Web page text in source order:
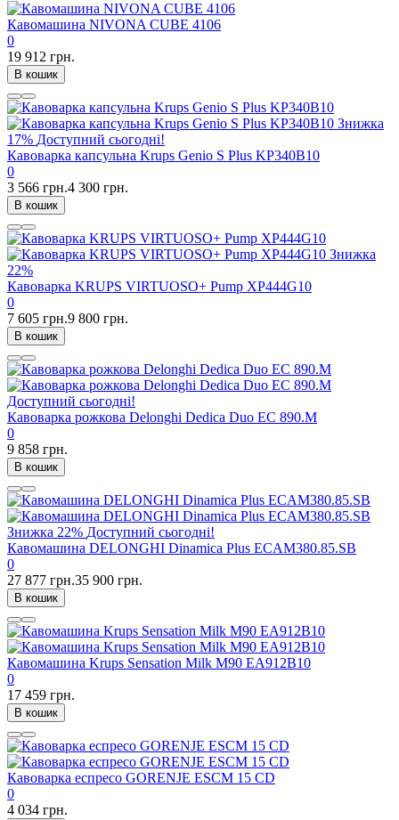
Кавомашина NIVONA CUBE 4106
0
19 912 грн.
В кошик
Знижка
17% Доступний сьогодні!
Кавоварка капсульна Krups Genio S Plus KP340B10
0
3 566 грн.4 300 грн.
В кошик
Знижка
22%
Кавоварка KRUPS VIRTUOSO+ Pump XP444G10
0
7 605 грн.9 800 грн.
В кошик
Доступний сьогодні!
Кавоварка рожкова Delonghi Dedica Duo EC 890.M
0
9 858 грн.
В кошик
Знижка 22% Доступний сьогодні!
Кавомашина DELONGHI Dinamica Plus ECAM380.85.SB
0
27 877 грн.35 900 грн.
В кошик
Кавомашина Krups Sensation Milk M90 EA912B10
0
17 459 грн.
В кошик
Кавоварка еспресо GORENJE ESCM 15 CD
0
4 034 грн.